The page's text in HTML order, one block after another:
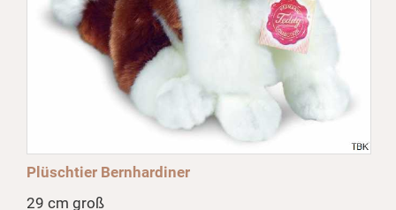
Plüschtier Bernhardiner
29 cm groß